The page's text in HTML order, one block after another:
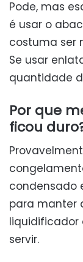
Pode, mas
é usar o
costuma ser
Se usar
quantidade
Por que
ficou
condensado
para manter
liquidificador
servir.